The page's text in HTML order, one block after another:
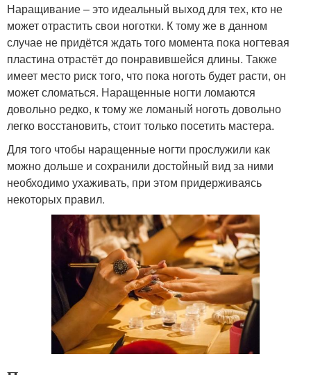
Наращивание – это идеальный выход для тех, кто не
может отрастить свои ноготки. К тому же в данном
случае не придётся ждать того момента пока ногтевая
пластина отрастёт до понравившейся длины. Также
имеет место риск того, что пока ноготь будет расти, он
может сломаться. Наращенные ногти ломаются
довольно редко, к тому же ломаный ноготь довольно
легко восстановить, стоит только посетить мастера.
Для того чтобы наращенные ногти прослужили как
можно дольше и сохранили достойный вид за ними
необходимо ухаживать, при этом придерживаясь
некоторых правил.